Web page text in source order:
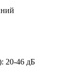
: 20-46 дБ